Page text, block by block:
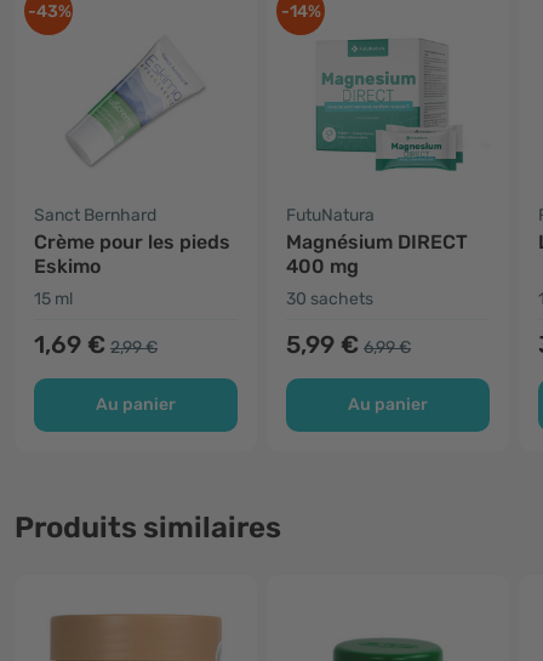
-43%
Sanct Bernhard
Crème pour les pieds
Eskimo
15 ml
1,69 € 2,99 €
Au panier
-14%
FutuNatura
Magnésium DIRECT
400 mg
30 sachets
5,99 € 6,99 €
Au panier
Produits similaires